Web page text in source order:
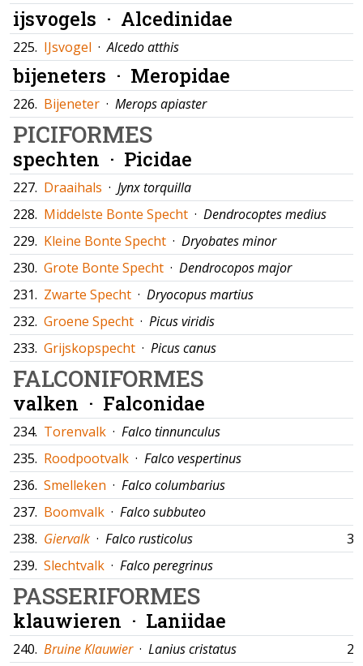
ijsvogels · Alcedinidae
225. IJsvogel ·Alcedo atthis
bijeneters · Meropidae
226. Bijeneter · Merops apiaster
PICIFORMES
spechten · Picidae
227. Draaihals · Jynx torquilla
228. Middelste Bonte Specht · Dendrocoptes medius
229. Kleine Bonte Specht · Dryobates minor
230. Grote Bonte Specht · Dendrocopos major
231. Zwarte Specht · Dryocopus martius
232. Groene Specht · Picus viridis
233. Grijskopspecht · Picus canus
FALCONIFORMES
valken · Falconidae
234. Torenvalk · Falco tinnunculus
235. Roodpootvalk · Falco vespertinus
236. Smelleken · Falco columbarius
237. Boomvalk · Falco subbuteo
238. Giervalk · Falco rusticolus
239. Slechtvalk · Falco peregrinus
PASSERIFORMES
klauwieren · Laniidae
240. Bruine Klauwier · Lanius cristatus